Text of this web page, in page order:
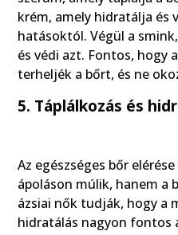
krém, amely hidratálja és
hatásoktól. Végül a
és védi azt. Fontos, hogy
terheljék a bőrt, és ne
5. Táplálkozás és
Az egészséges bőr
ápoláson múlik, hanem a
ázsiai nők tudják, hogy a
hidratálás nagyon fontos